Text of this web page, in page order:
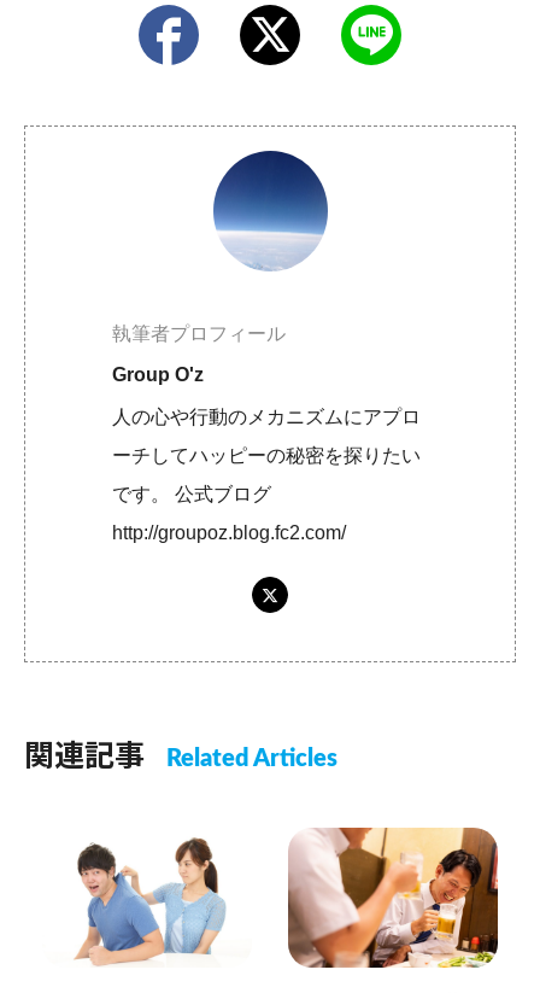
執筆者プロフィール
Group O'z
人の心や行動のメカニズムにアプロ
ーチしてハッピーの秘密を探りたい
です。 公式ブログ
http://groupoz.blog.fc2.com/
関連記事 Related Articles